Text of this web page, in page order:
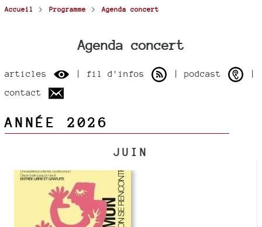
Accueil > Programme > Agenda concert
Agenda concert
articles | fil d'infos | podcast
|
contact
ANNÉE 2026
JUIN